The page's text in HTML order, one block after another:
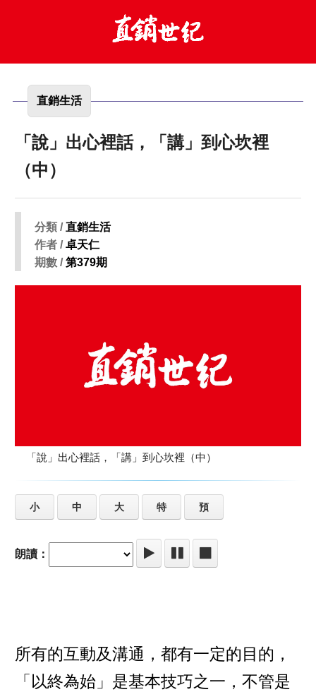
直銷生活
「說」出心裡話，「講」到心坎裡
（中）
分類 /直銷生活
作者 /卓天仁
期數 /第379期
「說」出心裡話，「講」到心坎裡（中）
小 中 大 特 預
朗讀：
所有的互動及溝通，都有一定的目的，
「以終為始」是基本技巧之一，不管是